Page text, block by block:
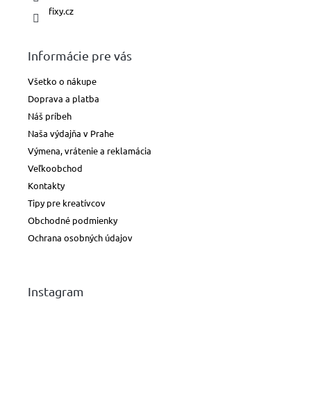
fixy.cz
Informácie pre vás
Všetko o nákupe
Doprava a platba
Náš príbeh
Naša výdajňa v Prahe
Výmena, vrátenie a reklamácia
Veľkoobchod
Kontakty
Tipy pre kreatívcov
Obchodné podmienky
Ochrana osobných údajov
Instagram